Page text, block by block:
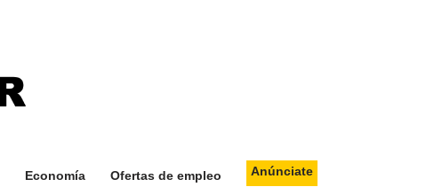
Economía Ofertas de empleo Anúnciate